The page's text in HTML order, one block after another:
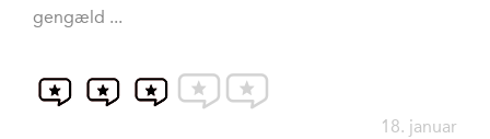
gengæld ...
18. januar